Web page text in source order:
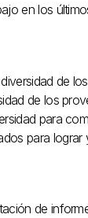
en los
de
de los
para
para lograr
de